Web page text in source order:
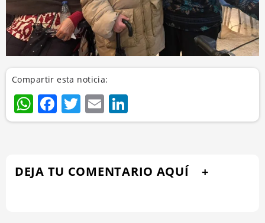
Compartir esta noticia:
WhatsApp
Facebook
Twitter
Email
DEJA TU COMENTARIO AQUÍ